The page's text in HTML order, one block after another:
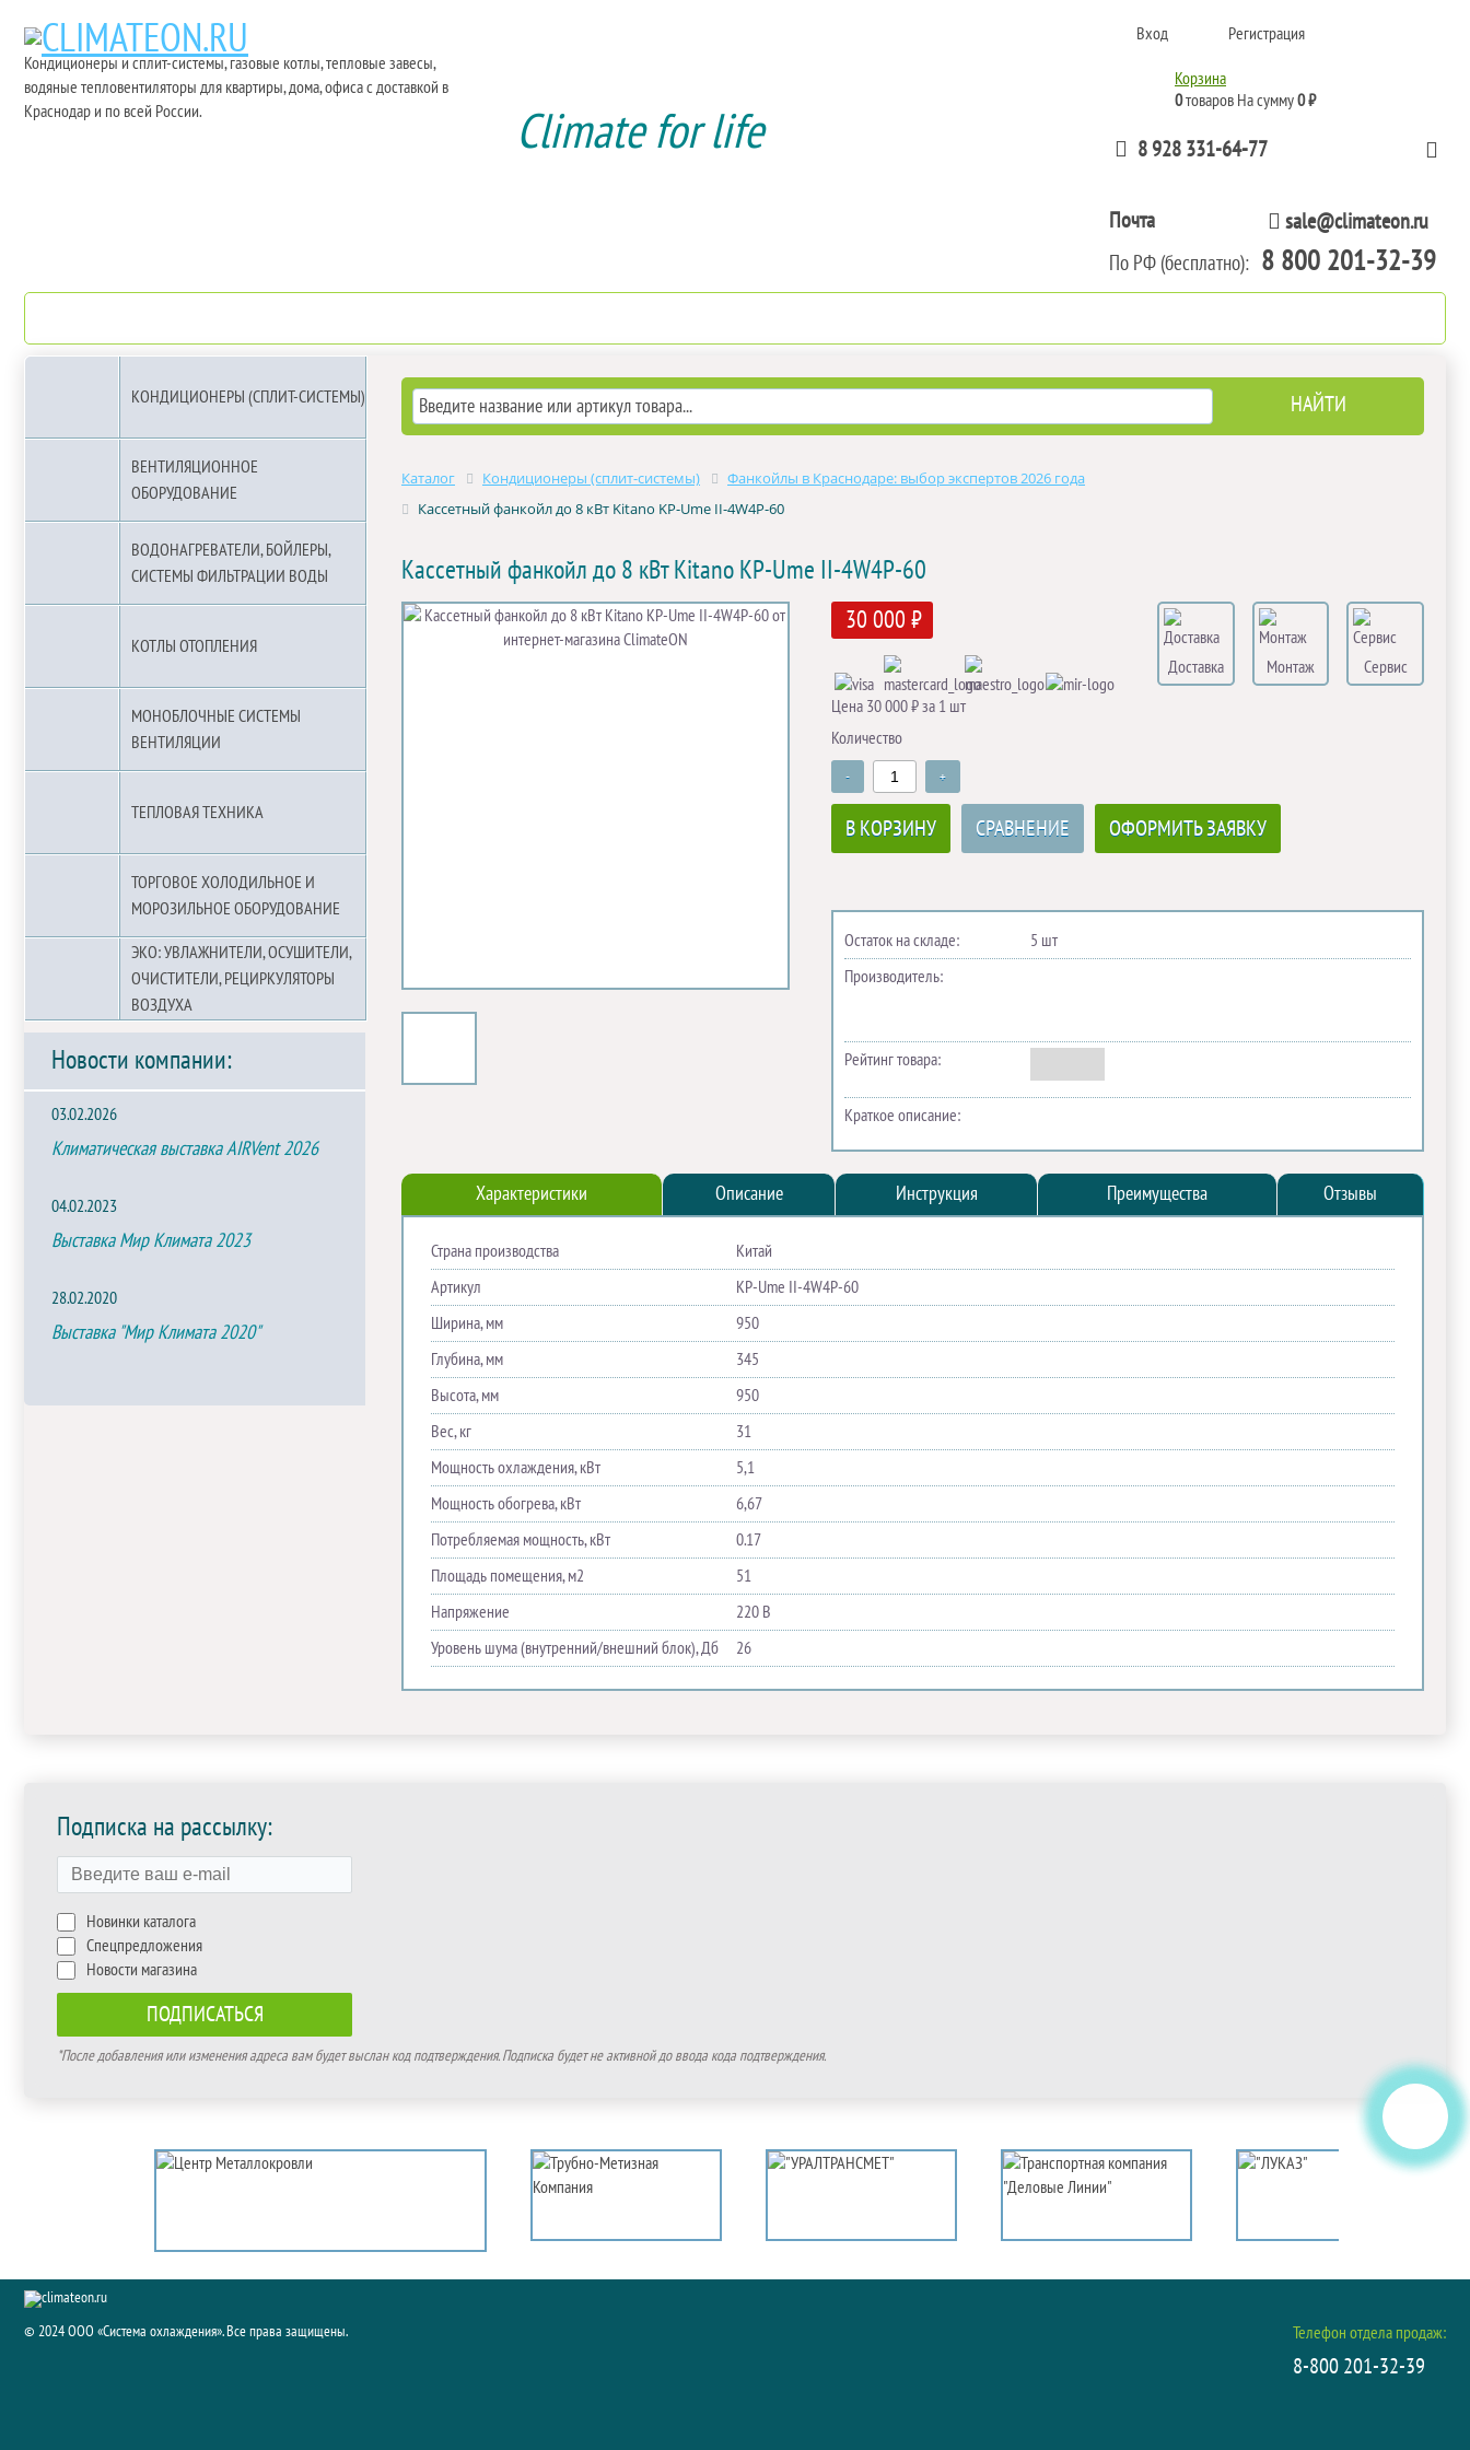
Кондиционеры и сплит-системы, газовые котлы, тепловые завесы,
водяные тепловентиляторы для квартиры, дома, офиса с доставкой в
Краснодар и по всей России.
Climate for life
Вход Регистрация
Корзина
0товаров На сумму0 ₽
8 928 331-64-77
Почта sale@climateon.ru
По РФ (бесплатно): 8 800 201-32-39
КОНДИЦИОНЕРЫ (СПЛИТ-СИСТЕМЫ)
ВЕНТИЛЯЦИОННОЕ
ОБОРУДОВАНИЕ
ВОДОНАГРЕВАТЕЛИ, БОЙЛЕРЫ,
СИСТЕМЫ ФИЛЬТРАЦИИ ВОДЫ
КОТЛЫ ОТОПЛЕНИЯ
МОНОБЛОЧНЫЕ СИСТЕМЫ
ВЕНТИЛЯЦИИ
ТЕПЛОВАЯ ТЕХНИКА
ТОРГОВОЕ ХОЛОДИЛЬНОЕ И
МОРОЗИЛЬНОЕ ОБОРУДОВАНИЕ
ЭКО: УВЛАЖНИТЕЛИ, ОСУШИТЕЛИ,
ОЧИСТИТЕЛИ, РЕЦИРКУЛЯТОРЫ
ВОЗДУХА
Новости компании:
03.02.2026
Климатическая выставка AIRVent 2026
04.02.2023
Выставка Мир Климата 2023
28.02.2020
Выставка "Мир Климата 2020"
Каталог Кондиционеры (сплит-системы)
Фанкойлы в Краснодаре: выбор экспертов 2026 года
Кассетный фанкойл до 8 кВт Kitano KP-Ume II-4W4P-60
Кассетный фанкойл до 8 кВт Kitano KP-Ume II-4W4P-60
30 000 ₽
Доставка Монтаж
Сервис
Цена 30 000 ₽ за 1 шт
Количество
- +
В КОРЗИНУ СРАВНЕНИЕ ОФОРМИТЬ ЗАЯВКУ
Остаток на складе:
5 шт
Производитель:
Рейтинг товара:
Краткое описание:
Характеристики Описание Инструкция Преимущества Отзывы
Страна производства
Китай
Артикул
KP-Ume II-4W4P-60
Ширина, мм
950
Глубина, мм
345
Высота, мм
950
Вес, кг
31
Мощность охлаждения, кВт
5,1
Мощность обогрева, кВт
6,67
Потребляемая мощность, кВт
0.17
Площадь помещения, м2
51
Напряжение
220 В
Уровень шума (внутренний/внешний блок), Дб
26
Подписка на рассылку:
Новинки каталога
Спецпредложения
Новости магазина
*После добавления или изменения адреса вам будет выслан код подтверждения. Подписка будет не активной до ввода кода подтверждения.
© 2024 ООО «Система охлаждения». Все права защищены. Телефон отдела продаж:
8-800 201-32-39